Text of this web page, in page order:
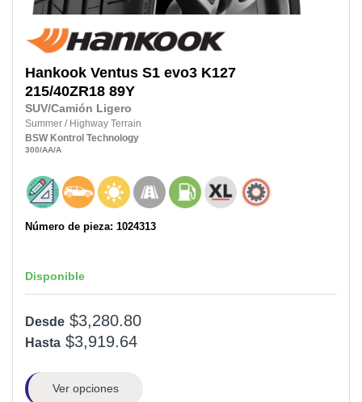
Hankook Ventus S1 evo3 K127
215/40ZR18 89Y
SUV/Camión Ligero
Summer / Highway Terrain
BSW Kontrol Technology
300/AA/A
Número de pieza: 1024313
Disponible
Desde $3,280.80
Hasta $3,919.64
Ver opciones